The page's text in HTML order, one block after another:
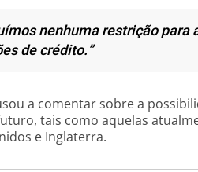
nenhuma restrição para
de crédito.”
a comentar sobre a
tais como aquelas
e Inglaterra.